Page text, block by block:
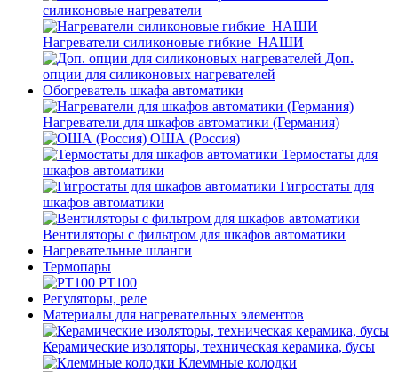
силиконовые нагреватели
Нагреватели силиконовые гибкие_НАШИ
Доп.
опции для силиконовых нагревателей
Обогреватель шкафа автоматики
Нагреватели для шкафов автоматики (Германия)
ОША (Россия)
Термостаты для
шкафов автоматики
Гигростаты для
шкафов автоматики
Вентиляторы с фильтром для шкафов автоматики
Нагревательные шланги
Термопары
PT100
Регуляторы, реле
Материалы для нагревательных элементов
Керамические изоляторы, техническая керамика, бусы
Клеммные колодки